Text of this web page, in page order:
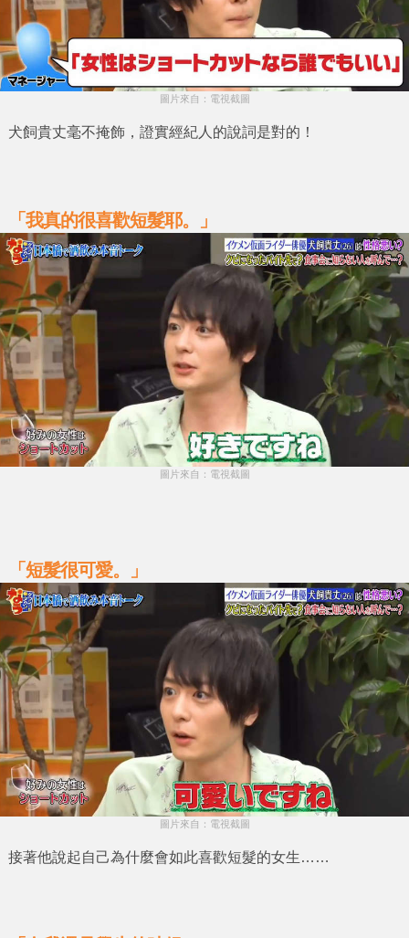
圖片來自：電視截圖
犬飼貴丈毫不掩飾，證實經紀人的說詞是對的！
「我真的很喜歡短髮耶。」
圖片來自：電視截圖
「短髮很可愛。」
圖片來自：電視截圖
接著他說起自己為什麼會如此喜歡短髮的女生……